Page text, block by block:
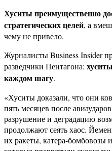
Хуситы преимущественно
стратегических целей, а
чему не привело.
Журналисты Business Insider
разведчики Пентагона:
каждом шагу.
«Хуситы доказали, что они
пять месяцев после
разрушение и деградацию
продолжают сеять хаос.
их ракеты, катера-